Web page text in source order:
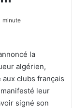
minute
la
algérien,
clubs français
leur
signé son